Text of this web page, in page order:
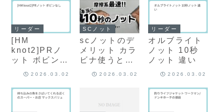
リーダー
[HM
knot2]PRノ
ット ボビンな
2026.03.02
SCノット
scノットのデ
メリット カラ
ビナ使うと
30％強度低下
2026.03.02
リーダー
オルブライト
ノット 10秒
ノット 違い
2026.03.02